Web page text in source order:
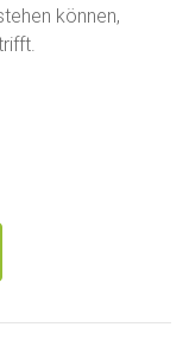
können,